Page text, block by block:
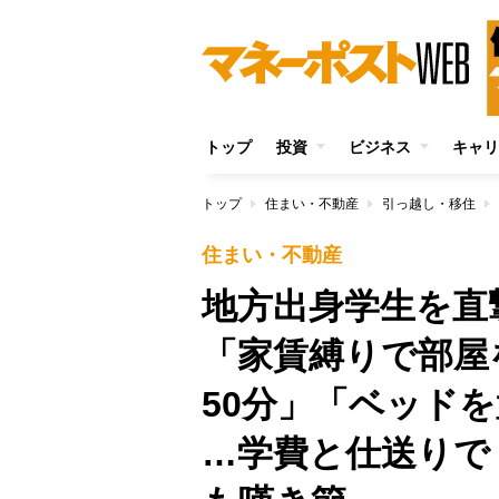
トップ 投資 ビジネス キャ
トップ 住まい・不動産 引っ越し・移住
住まい・不動産
地方出身学生を
「家賃縛りで部
50分」「ベッド
…学費と仕送りで